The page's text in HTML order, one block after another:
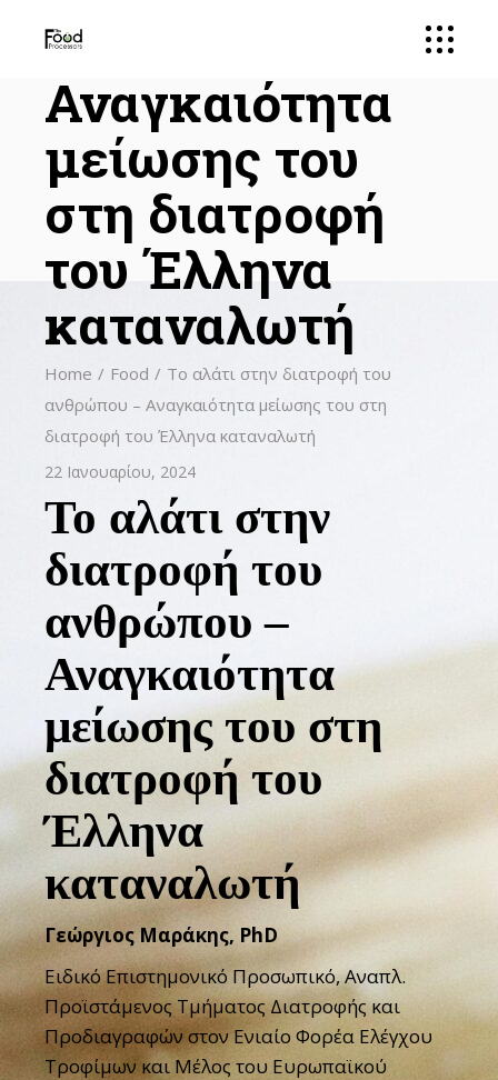
ανθρώπου –
Αναγκαιότητα
μείωσης του
στη διατροφή
του Έλληνα
καταναλωτή
Home Food
Το αλάτι στην διατροφή του
ανθρώπου – Αναγκαιότητα μείωσης του στη
διατροφή του Έλληνα καταναλωτή
22 Ιανουαρίου, 2024
Το αλάτι στην
διατροφή του
ανθρώπου –
Αναγκαιότητα
μείωσης του στη
διατροφή του
Έλληνα
καταναλωτή
Γεώργιος Μαράκης, PhD
Ειδικό Επιστημονικό Προσωπικό, Αναπλ.
Προϊστάμενος Τμήματος Διατροφής και
Προδιαγραφών στον Ενιαίο Φορέα Ελέγχου
Τροφίμων και Μέλος του Ευρωπαϊκού